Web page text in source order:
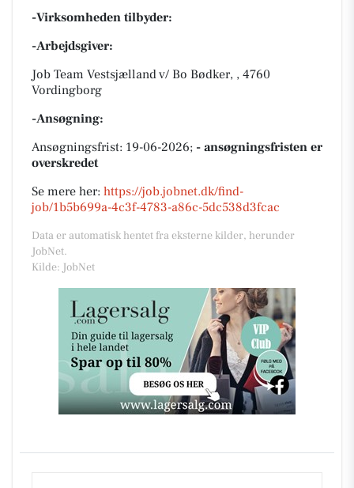
-Virksomheden tilbyder:
-Arbejdsgiver:
Job Team Vestsjælland v/ Bo Bødker, , 4760
Vordingborg
-Ansøgning:
Ansøgningsfrist: 19-06-2026; - ansøgningsfristen er
overskredet
Se mere her: https://job.jobnet.dk/find-
job/1b5b699a-4c3f-4783-a86c-5dc538d3fcac
Data er automatisk hentet fra eksterne kilder, herunder
JobNet.
Kilde: JobNet